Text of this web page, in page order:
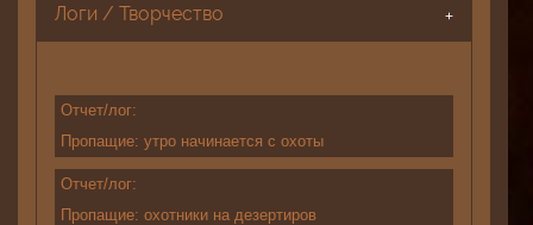
Логи / Творчество
Отчет/лог:
Пропащие: утро начинается с охоты
Отчет/лог:
Пропащие: охотники на дезертиров